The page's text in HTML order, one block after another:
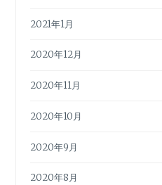
2021年1月
2020年12月
2020年11月
2020年10月
2020年9月
2020年8月